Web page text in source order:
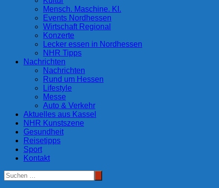
Mensch. Maschine. KI.
Events Nordhessen
Wirtschaft Regional
Konzerte
Lecker essen in Nordhessen
NHR Tipps
Nachrichten
Nachrichten
Rund um Hessen
Lifestyle
Messe
Auto & Verkehr
Aktuelles aus Kassel
NHR Kunstszene
Gesundheit
Reisetipps
Sport
Kontakt